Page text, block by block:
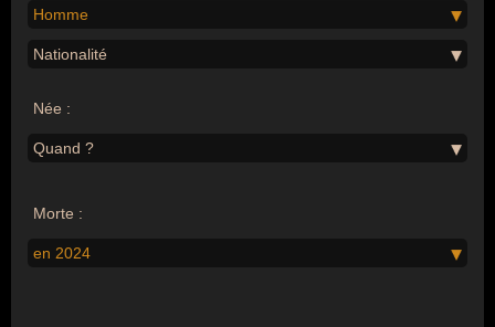
Homme
Nationalité
Née :
Quand ?
Morte :
en 2024